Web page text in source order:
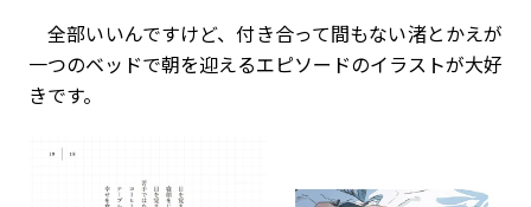
全部いいんですけど、付き合って間もない渚とかえが
一つのベッドで朝を迎えるエピソードのイラストが大好
きです。